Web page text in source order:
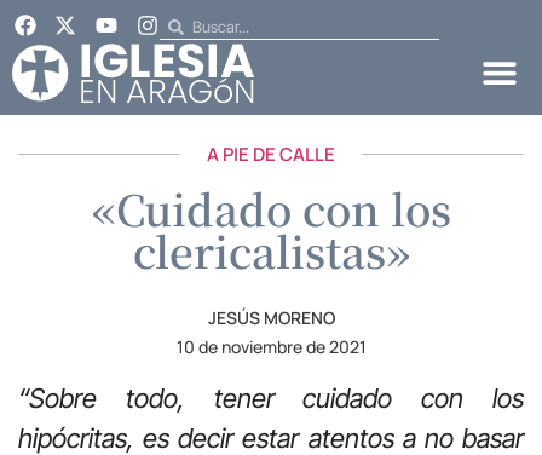
A PIE DE CALLE
«Cuidado con los
clericalistas»
JESÚS MORENO
10 de noviembre de 2021
“Sobre todo, tener cuidado con los
hipócritas, es decir estar atentos a no basar